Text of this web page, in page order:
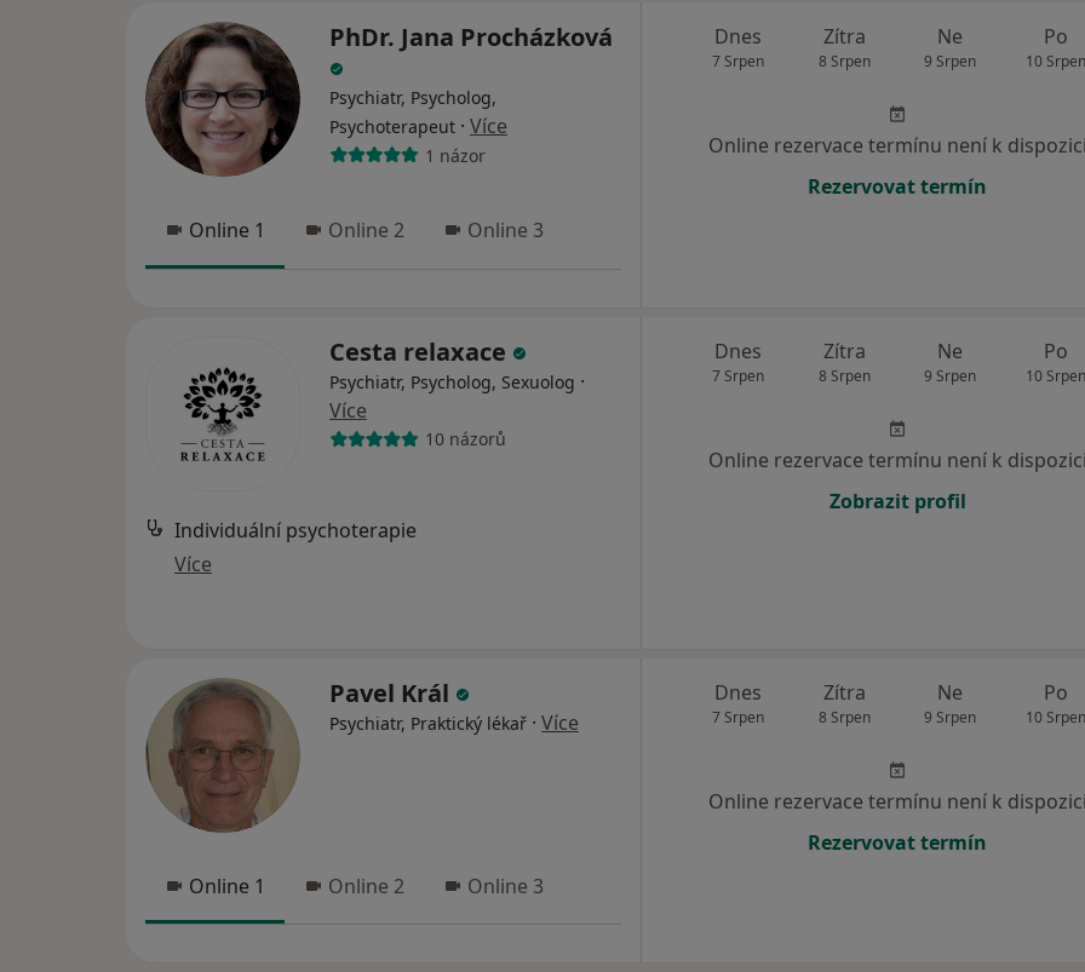
PhDr. Jana Procházková
Psychiatr, Psycholog,
Psychoterapeut · Více
1 názor
Online 1 Online 2 Online 3
Dnes
7 Srpen
Zítra
8 Srpen
Ne
9 Srpen
Po
10 Srpen
Online rezervace termínu není k dispozici
Rezervovat termín
Cesta relaxace
Psychiatr, Psycholog, Sexuolog ·
Více
10 názorů
Individuální psychoterapie
Více
Dnes
7 Srpen
Zítra
8 Srpen
Ne
9 Srpen
Po
10 Srpen
Online rezervace termínu není k dispozici
Zobrazit profil
Pavel Král
Psychiatr, Praktický lékař · Více
Online 1 Online 2 Online 3
Dnes
7 Srpen
Zítra
8 Srpen
Ne
9 Srpen
Po
10 Srpen
Online rezervace termínu není k dispozici
Rezervovat termín